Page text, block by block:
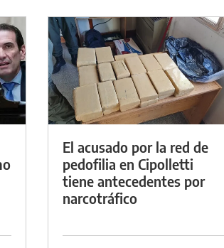
El acusado por la red de
pedofilia en Cipolletti
tiene antecedentes por
narcotráfico